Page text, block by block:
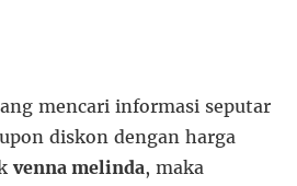
mencari informasi seputar
diskon dengan harga
venna melinda, maka